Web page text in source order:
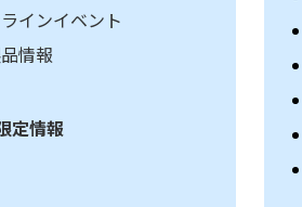
インイベント
情報
定情報